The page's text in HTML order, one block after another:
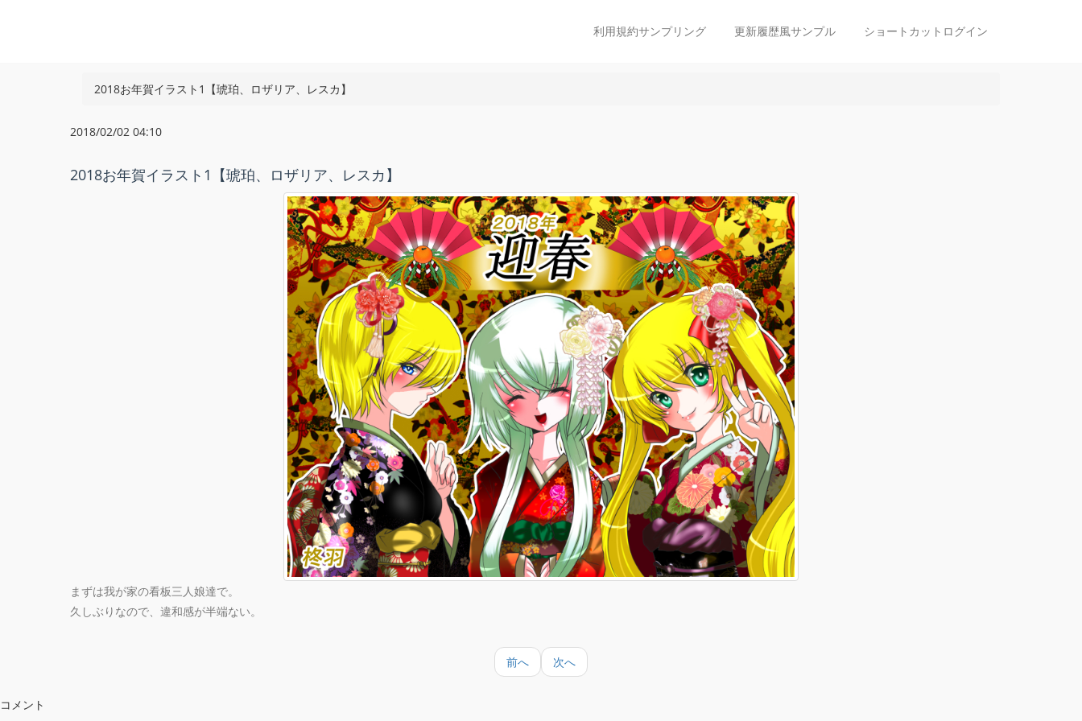
利用規約サンプリング 更新履歴風サンプル ショートカットログイン
2018お年賀イラスト1【琥珀、ロザリア、レスカ】
2018/02/02 04:10
2018お年賀イラスト1【琥珀、ロザリア、レスカ】
まずは我が家の看板三人娘達で。
久しぶりなので、違和感が半端ない。
前へ 次へ
コメント